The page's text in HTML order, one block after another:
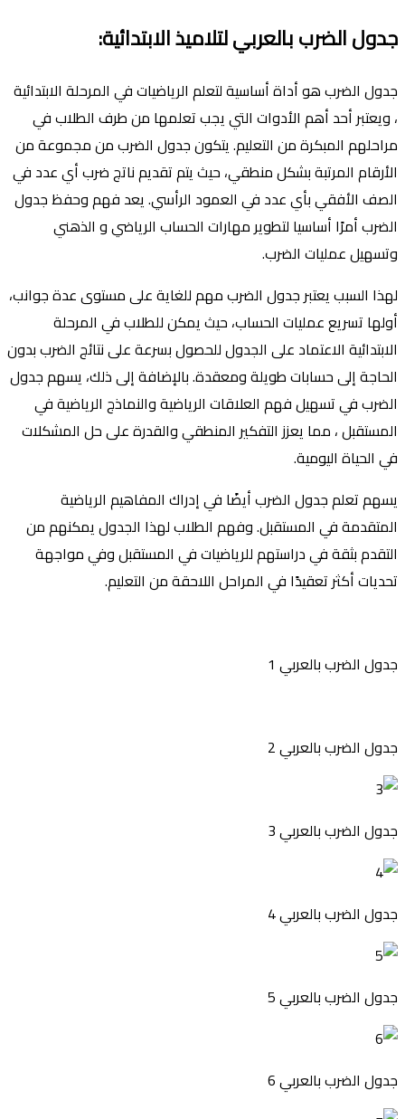
جدول الضرب بالعربي لتلاميذ الابتدائية:
جدول الضرب هو أداة أساسية لتعلم الرياضيات في المرحلة الابتدائية
، ويعتبر أحد أهم الأدوات التي يجب تعلمها من طرف الطلاب في
مراحلهم المبكرة من التعليم. يتكون جدول الضرب من مجموعة من
الأرقام المرتبة بشكل منطقي، حيث يتم تقديم ناتج ضرب أي عدد في
الصف الأفقي بأي عدد في العمود الرأسي. يعد فهم وحفظ جدول
الضرب أمرًا أساسيا لتطوير مهارات الحساب الرياضي و الذهني
وتسهيل عمليات الضرب.
لهذا السبب يعتبر جدول الضرب مهم للغاية على مستوى عدة جوانب،
أولها تسريع عمليات الحساب، حيث يمكن للطلاب في المرحلة
الابتدائية الاعتماد على الجدول للحصول بسرعة على نتائج الضرب بدون
الحاجة إلى حسابات طويلة ومعقدة. بالإضافة إلى ذلك، يسهم جدول
الضرب في تسهيل فهم العلاقات الرياضية والنماذج الرياضية في
المستقبل ، مما يعزز التفكير المنطقي والقدرة على حل المشكلات
في الحياة اليومية.
يسهم تعلم جدول الضرب أيضًا في إدراك المفاهيم الرياضية
المتقدمة في المستقبل. وفهم الطلاب لهذا الجدول يمكنهم من
التقدم بثقة في دراستهم للرياضيات في المستقبل وفي مواجهة
تحديات أكثر تعقيدًا في المراحل اللاحقة من التعليم.
جدول الضرب بالعربي 1
جدول الضرب بالعربي 2
جدول الضرب بالعربي 3
جدول الضرب بالعربي 4
جدول الضرب بالعربي 5
جدول الضرب بالعربي 6